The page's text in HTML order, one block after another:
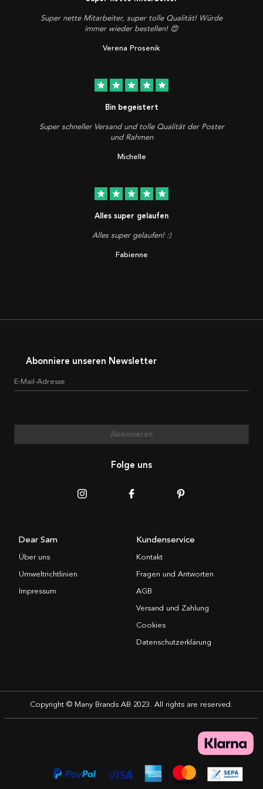
Super nette Mitarbeiter, super tolle Qualität! Würde
immer wieder bestellen! 😍
Verena Prosenik
star star star star star
Bin begeistert
Super schneller Versand und tolle Qualität der Poster
und Rahmen
Michelle
star star star star star
Alles super gelaufen
Alles super gelaufen! :)
Fabienne
Abonniere unseren Newsletter
E-Mail-Adresse
Abonnieren
Folge uns
Dear Sam
Über uns
Umweltrichtlinien
Impressum
Kundenservice
Kontakt
Fragen und Antworten
AGB
Versand und Zahlung
Cookies
Datenschutzerklärung
Copyright © Many Brands AB 2023. All rights are reserved.